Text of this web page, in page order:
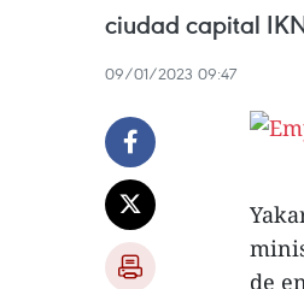
ciudad capital
09/01/2023 09:47
de